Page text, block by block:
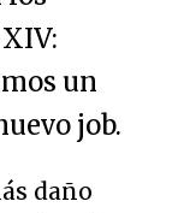
un
job.
daño